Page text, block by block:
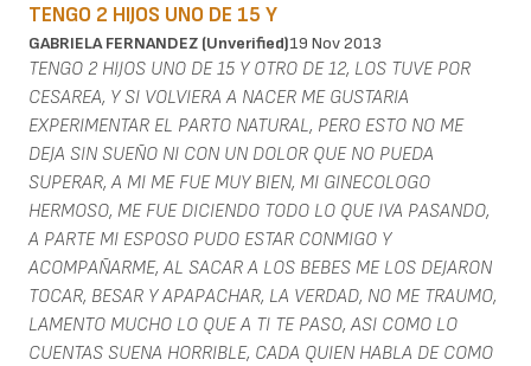
TENGO 2 HIJOS UNO DE 15 Y
GABRIELA FERNANDEZ (unverified)19 Nov 2013
TENGO 2 HIJOS UNO DE 15 Y OTRO DE 12, LOS TUVE POR
CESAREA, Y SI VOLVIERA A NACER ME GUSTARIA
EXPERIMENTAR EL PARTO NATURAL, PERO ESTO NO ME
DEJA SIN SUEÑO NI CON UN DOLOR QUE NO PUEDA
SUPERAR, A MI ME FUE MUY BIEN, MI GINECOLOGO
HERMOSO, ME FUE DICIENDO TODO LO QUE IVA PASANDO,
A PARTE MI ESPOSO PUDO ESTAR CONMIGO Y
ACOMPAÑARME, AL SACAR A LOS BEBES ME LOS DEJARON
TOCAR, BESAR Y APAPACHAR, LA VERDAD, NO ME TRAUMO,
LAMENTO MUCHO LO QUE A TI TE PASO, ASI COMO LO
CUENTAS SUENA HORRIBLE, CADA QUIEN HABLA DE COMO